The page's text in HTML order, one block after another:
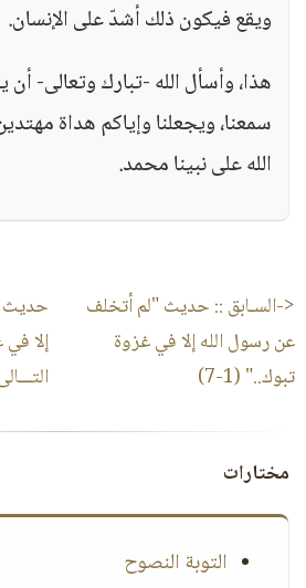
ويقع فيكون ذلك أشدّ على الإنسان.
هذا، وأسأل الله -تبارك وتعالى- أن
سمعنا، ويجعلنا وإياكم هداة
الله على نبينا محمد.
<-السـابق :: حديث "لم أتخلف
عن رسول الله إلا في غزوة
تبوك.." (1-7)
حديث
إلا في
مختارات
التوبة النصوح